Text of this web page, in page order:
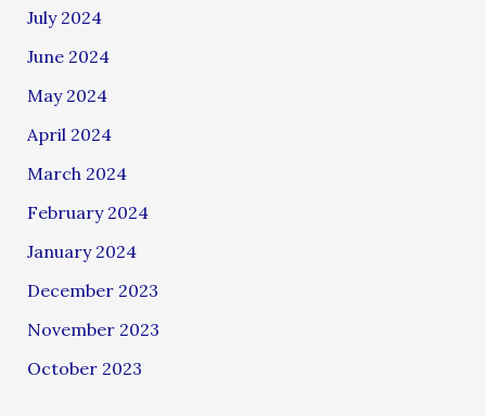
July 2024
June 2024
May 2024
April 2024
March 2024
February 2024
January 2024
December 2023
November 2023
October 2023